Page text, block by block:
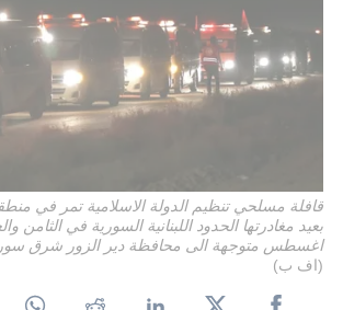
قافلة مسلحي تنظيم الدولة الاسلامية تمر في
بعيد مغادرتها الحدود اللبنانية السورية في
اغسطس متوجهة الى محافظة دير الزور شرق
(اف ب)